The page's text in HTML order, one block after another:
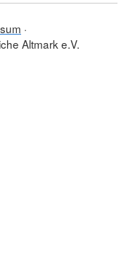
Altmark e.V.